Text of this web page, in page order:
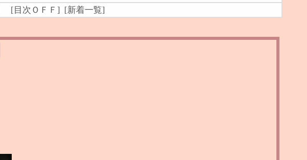
[ 目次ＯＦＦ ] [新着一覧]